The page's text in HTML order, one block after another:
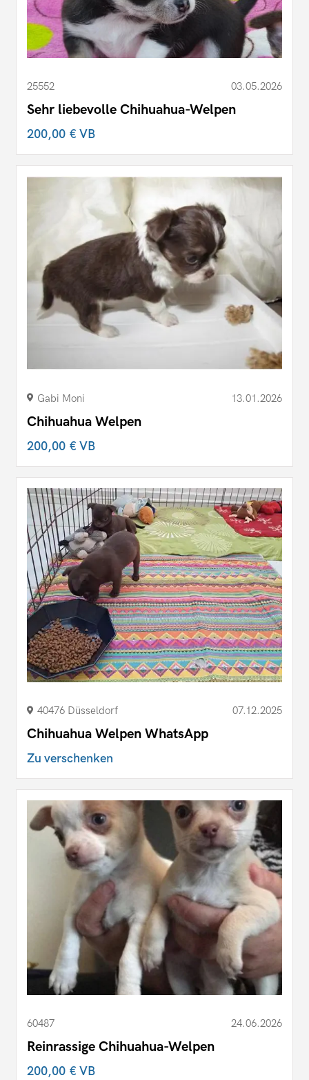
25552 03.05.2026
Sehr liebevolle Chihuahua-Welpen
200,00 €VB
Gabi Moni 13.01.2026
Chihuahua Welpen
200,00 €VB
40476 Düsseldorf 07.12.2025
Chihuahua Welpen WhatsApp
Zu verschenken
60487 24.06.2026
Reinrassige Chihuahua-Welpen
200,00 €VB